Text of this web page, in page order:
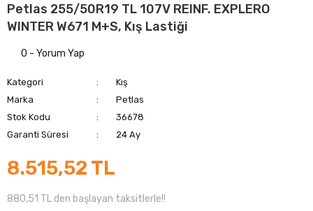
Petlas 255/50R19 TL 107V REINF. EXPLERO
WINTER W671 M+S, Kış Lastiği
0 - Yorum Yap
Kategori
Kış
Marka
Petlas
Stok Kodu
36678
Garanti Süresi
24 Ay
8.515,52 TL
880,51 TL den başlayan taksitlerle!!